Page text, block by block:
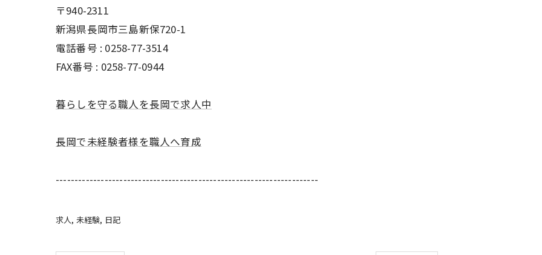
〒940-2311
新潟県長岡市三島新保720-1
電話番号 : 0258-77-3514
FAX番号 : 0258-77-0944
暮らしを守る職人を長岡で求人中
長岡で未経験者様を職人へ育成
----------------------------------------------------------------------
求人 未経験 日記